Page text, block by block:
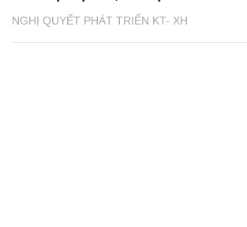
NGHỊ QUYẾT PHÁT TRIỂN KT- XH